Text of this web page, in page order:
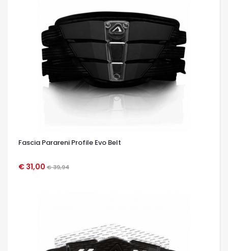
Fascia Parareni Profile Evo Belt
€ 31,00 € 39,94
OCCHIATA VELOCE